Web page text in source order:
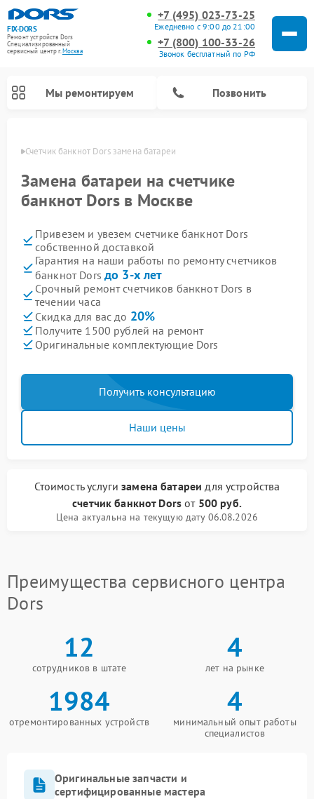
FIX-DORS
Ремонт устройств Dors
Специализированный
cервисный центр г.Москва
+7 (495) 023-73-25
Ежедневно с 9:00 до 21:00
+7 (800) 100-33-26
Звонок бесплатный по РФ
Мы ремонтируем Позвонить
Счетчик банкнот Dors замена батареи
Замена батареи на счетчике
банкнот Dors в Москве
Привезем и увезем счетчике банкнот Dors
собственной доставкой
Гарантия на наши работы по ремонту счетчиков
банкнот Dors до 3-х лет
Срочный ремонт счетчиков банкнот Dors в
течении часа
Скидка для вас до 20%
Получите 1500 рублей на ремонт
Оригинальные комплектующие Dors
Получить консультацию
Наши цены
Стоимость услугизамена батареи для устройства
счетчик банкнот Dors от 500 руб.
Цена актуальна на текущую дату 06.08.2026
Преимущества сервисного центра
Dors
12
сотрудников в штате
4
лет на рынке
1984
отремонтированных устройств
4
минимальный опыт работы
специалистов
Оригинальные запчасти и
сертифицированные мастера